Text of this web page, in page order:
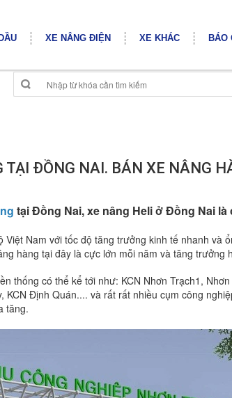
XE NÂNG ĐIỆN XE KHÁC BÁO
ĐỒNG NAI. BÁN XE NÂNG
tại Đồng Nai, xe nâng Heli ở Đồng Nai
Nam với tốc độ tăng trưởng kinh tế nhanh và
hàng tại đây là cực lớn mỗi năm và tăng trưởng
thống có thể kể tới như: KCN Nhơn Trạch1,
KCN Định Quán.... và rất rất nhiều cụm công
tăng.